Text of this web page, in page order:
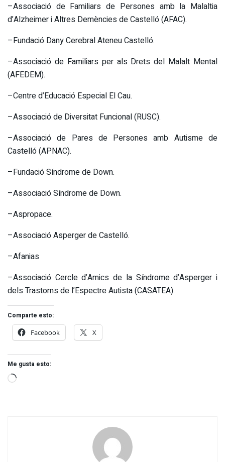
–Associació de Familiars de Persones amb la Malaltia
d’Alzheimer i Altres Demències de Castelló (AFAC).
–Fundació Dany Cerebral Ateneu Castelló.
–Associació de Familiars per als Drets del Malalt Mental
(AFEDEM).
–Centre d’Educació Especial El Cau.
–Associació de Diversitat Funcional (RUSC).
–Associació de Pares de Persones amb Autisme de
Castelló (APNAC).
–Fundació Síndrome de Down.
–Associació Síndrome de Down.
–Aspropace.
–Associació Asperger de Castelló.
–Afanias
–Associació Cercle d’Amics de la Síndrome d’Asperger i
dels Trastorns de l’Espectre Autista (CASATEA).
Comparte esto:
Facebook
X
Me gusta esto: